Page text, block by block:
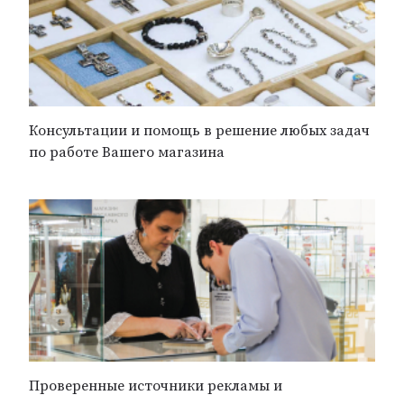
Консультации и помощь в решение любых задач
по работе Вашего магазина
Проверенные источники рекламы и